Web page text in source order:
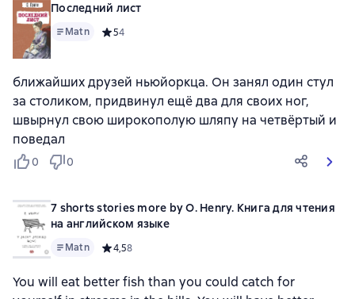
Последний лист
Matn Средний рейтинг 5 на основе 4 оценок
54
ближайших друзей ньюйоркца. Он занял один стул
за столиком, придвинул ещё два для своих ног,
швырнул свою широкополую шляпу на четвёртый и
поведал
0 0
7 shorts stories more by O. Henry. Книга для чтения
на английском языке
Matn Средний рейтинг 4,5 на основе 8 оценок
4,58
You will eat better fish than you could catch for